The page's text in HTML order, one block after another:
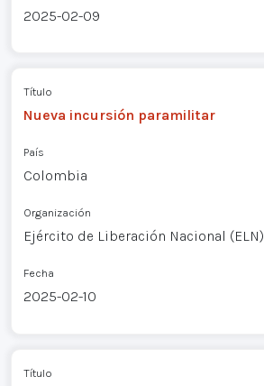
2025-02-09
Título
Nueva incursión paramilitar
País
Colombia
Organización
Ejército de Liberación Nacional (ELN)
Fecha
2025-02-10
Título